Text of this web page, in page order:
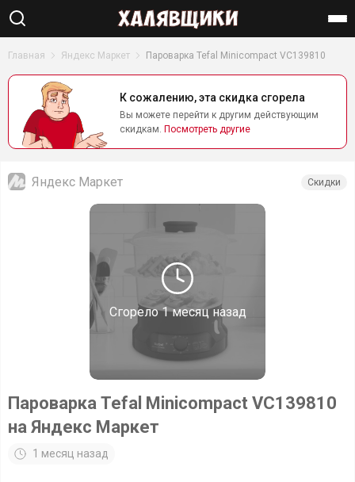
Найти
Главная Яндекс Маркет Пароварка Tefal Minicompact VC139810
К сожалению, эта скидка сгорела
Вы можете перейти к другим действующим
скидкам. Посмотреть другие
Сгорело1 месяц назад
Яндекс Маркет Скидки
Пароварка Tefal Minicompact VC139810
на Яндекс Маркет
1 месяц назад